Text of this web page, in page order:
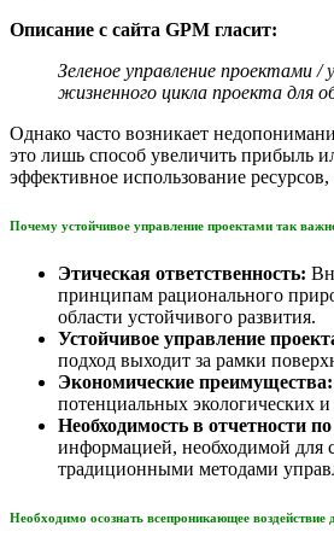
Описание с сайта GPM гласит:
Зеленое управление проектами
жизненного цикла проекта для
Однако часто возникает
это лишь способ увеличить прибыль
эффективное использование
Почему устойчивое управление проектами так
Этическая ответственность:
принципам рационального
области устойчивого развития.
Устойчивое управление
подход выходит за рамки
Экономические преимущества:
потенциальных экологических
Необходимость в отчетности
информацией, необходимой для
традиционными методами
Необходимо осознать всепроникающее воздействие